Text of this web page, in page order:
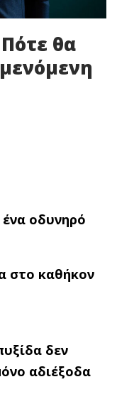
θα
οδυνηρό
στο καθήκον
δεν
αδιέξοδα